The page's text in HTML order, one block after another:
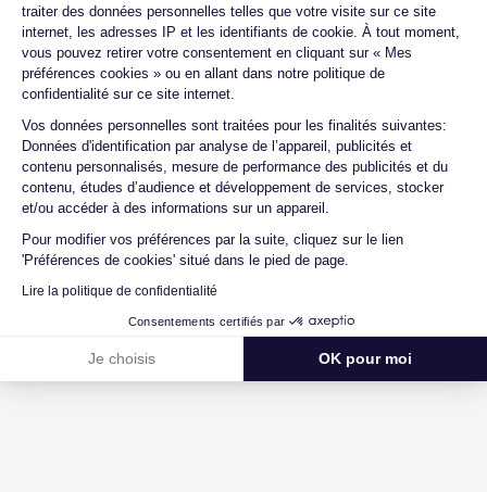
traiter des données personnelles telles que votre visite sur ce site
internet, les adresses IP et les identifiants de cookie. À tout moment,
vous pouvez retirer votre consentement en cliquant sur « Mes
préférences cookies » ou en allant dans notre politique de
confidentialité sur ce site internet.
Vos données personnelles sont traitées pour les finalités suivantes:
Données d'identification par analyse de l’appareil, publicités et
contenu personnalisés, mesure de performance des publicités et du
contenu, études d’audience et développement de services, stocker
et/ou accéder à des informations sur un appareil.
Pour modifier vos préférences par la suite, cliquez sur le lien
'Préférences de cookies' situé dans le pied de page.
Lire la politique de confidentialité
Consentements certifiés par
Je choisis OK pour moi
Axeptio consent
Batterie de l'iPhone 15 Pro Max
Batterie
4441 mAh
Batterie amovible
Non
Charge rapide Recharge sans fil
Non